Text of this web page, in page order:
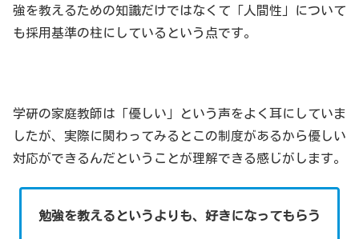
強を教えるための知識だけではなくて「人間性」について
も採用基準の柱にしているという点です。
学研の家庭教師は「優しい」という声をよく耳にしていま
したが、実際に関わってみるとこの制度があるから優しい
対応ができるんだということが理解できる感じがします。
勉強を教えるというよりも、好きになってもらう